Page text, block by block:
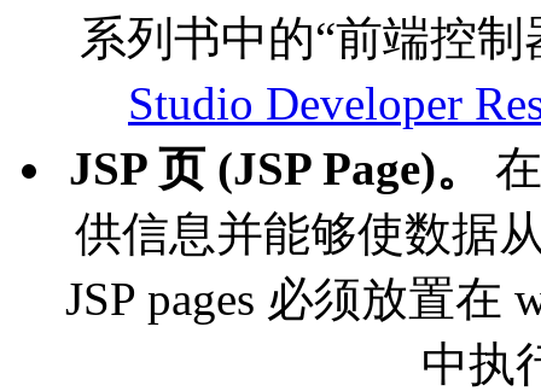
系列书中的“前端控
Studio Developer
JSP 页 (JSP Page)。
供信息并能够使数据
JSP pages 必须放置
中执